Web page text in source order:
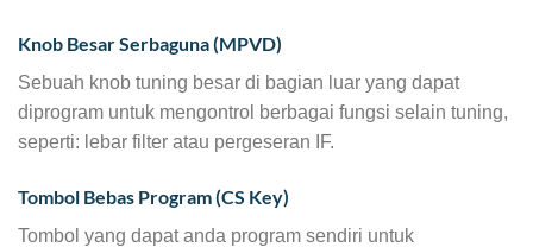
Knob Besar Serbaguna (MPVD)
Sebuah knob tuning besar di bagian luar yang dapat
diprogram untuk mengontrol berbagai fungsi selain tuning,
seperti: lebar filter atau pergeseran IF.
Tombol Bebas Program (CS Key)
Tombol yang dapat anda program sendiri untuk